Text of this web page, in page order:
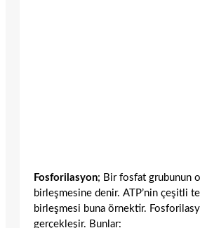
Fosforilasyon; Bir fosfat grubunun
birleşmesine denir. ATP’nin çeşitli
birleşmesi buna örnektir.
gerçekleşir. Bunlar: